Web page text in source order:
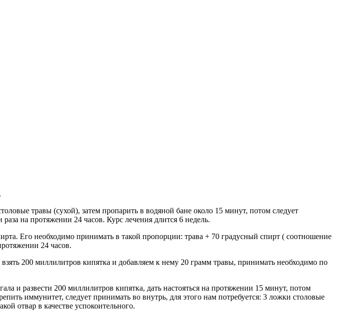
травы (сухой), затем пропарить в водяной бане около 15 минут, потом следует
на протяжении 24 часов. Курс лечения длится 6 недель.
Его необходимо принимать в такой пропорции: трава + 70 градусный спирт ( соотношение
24 часов.
200 миллилитров кипятка и добавляем к нему 20 грамм травы, принимать необходимо по
и развести 200 миллилитров кипятка, дать настояться на протяжении 15 минут, потом
иммунитет, следует принимать во внутрь, для этого нам потребуется: 3 ложки столовые
отвар в качестве успокоительного.